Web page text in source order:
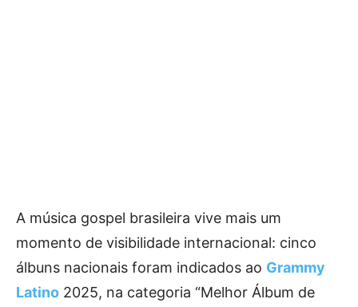
A música gospel brasileira vive mais um
momento de visibilidade internacional: cinco
álbuns nacionais foram indicados ao Grammy
Latino 2025, na categoria “Melhor Álbum de